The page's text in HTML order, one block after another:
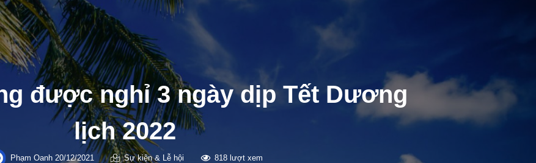
được nghỉ 3 ngày dịp Tết Dương
lịch 2022
Phạm Oanh20/12/2021 Sự kiện & Lễ hội 818 lượt xem